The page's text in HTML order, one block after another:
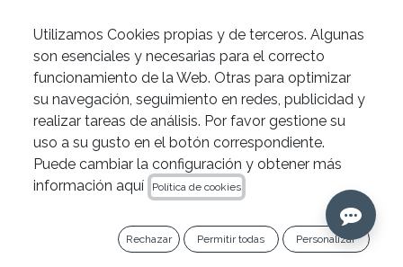
Pétalos amarillos de Zarc
Utilizamos Cookies propias y de terceros. Algunas
son esenciales y necesarias para el correcto
funcionamiento de la Web. Otras para optimizar
su navegación, seguimiento en redes, publicidad y
realizar tareas de análisis. Por favor gestione su
uso a su gusto en el botón correspondiente.
Puede cambiar la configuración y obtener más
información aquí
Política de cookies
Rechazar Permitir todas Personalizar